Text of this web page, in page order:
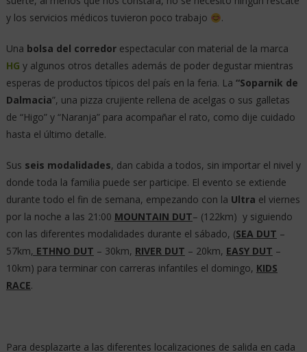
y los servicios médicos tuvieron poco trabajo
.
Una bolsa del corredorespectacular con material de la marca
HG y algunos otros detalles además de poder degustar mientras
esperas de productos típicos del país en la feria. La “Soparnik de
Dalmacia”, una pizza crujiente rellena de acelgas o sus galletas
de “Higo” y “Naranja” para acompañar el rato, como dije cuidado
hasta el último detalle.
Sus seis modalidades, dan cabida a todos, sin importar el nivel y
donde toda la familia puede ser participe. El evento se extiende
durante todo el fin de semana, empezando con la Ultra el viernes
por la noche a las 21:00 MOUNTAIN DUT– (122km) y siguiendo
con las diferentes modalidades durante el sábado, (SEA DUT –
57km, ETHNO DUT – 30km, RIVER DUT – 20km, EASY DUT –
10km) para terminar con carreras infantiles el domingo, KIDS
RACE.
Para desplazarte a las diferentes localizaciones de salida en cada